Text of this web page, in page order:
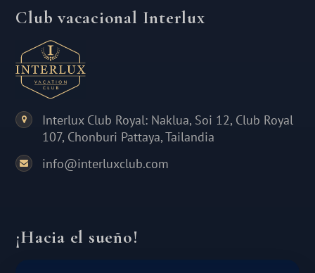
Club vacacional Interlux
Interlux Club Royal: Naklua, Soi 12, Club Royal
107, Chonburi Pattaya, Tailandia
info@interluxclub.com
¡Hacia el sueño!